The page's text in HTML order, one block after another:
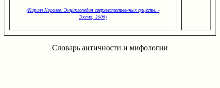
(Кирилл Королев. Энциклопедия сверхъестественных существ. -
Эксмо, 2006)
Словарь античности и мифологии